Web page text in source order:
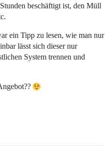
beschäftigt ist, den Müll
ein Tipp zu lesen, wie man nur
lässt sich dieser nur
System trennen und